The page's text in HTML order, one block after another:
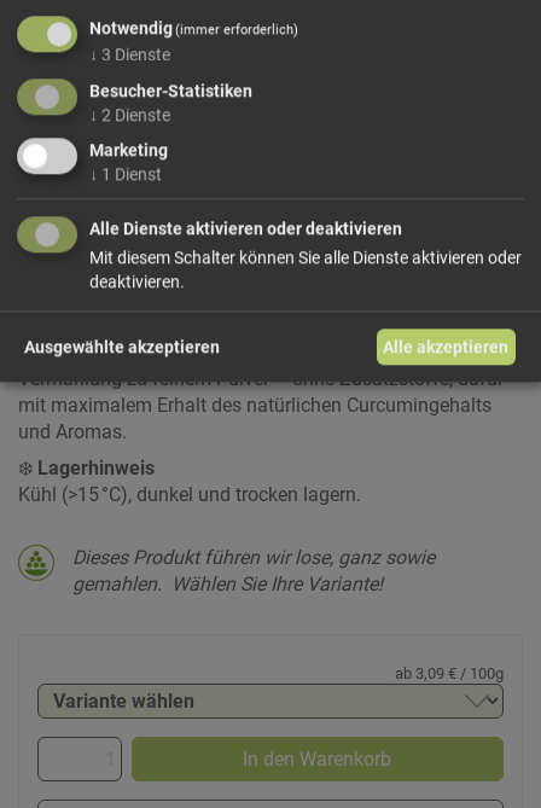
sie wertvolle Ballaststoffe, Eisen und Vitamin C. Kurkuma
unterstützt die Verdauung und gilt als wohltuend für Leber
und Immunsystem.
🍴Verwendung
Ideal für Currygerichte, Eintöpfe, goldene Milch („Golden
Latte“) oder Gemüsepfannen – Kurkuma verleiht Speisen
eine warme Farbe und eine sanft bittere, leicht pfeffrige
lässt sich das Gewürz vielseitig einsetzen.
Verarbeitung
gründlich gereinigt, in Scheiben geschnitten und langsam
getrocknet. Anschließend erfolgt die schonende
Vermahlung zu feinem Pulver – ohne Zusatzstoffe, dafür
mit maximalem Erhalt des natürlichen Curcumingehalts
und Aromas.
❄️ Lagerhinweis
Kühl (>15 °C), dunkel und trocken lagern.
Dieses Produkt führen wir lose, ganz sowie
gemahlen.
Wählen Sie Ihre Variante!
ab 3,09 € / 100g
In den Warenkorb
Notwendig(immer erforderlich)
↓ 3 Dienste
Besucher-Statistiken
↓ 2 Dienste
Marketing
↓ 1 Dienst
Alle Dienste aktivieren oder deaktivieren
Mit diesem Schalter können Sie alle Dienste aktivieren oder
deaktivieren.
Ausgewählte akzeptieren Alle akzeptieren